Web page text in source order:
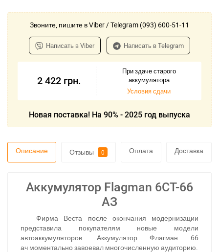
Звоните, пишите в Viber / Telegram (093) 600-51-11
Написать в Viber Написать в Telegram
2 422 грн.
При здаче старого
аккумулятора
Условия сдачи
Новая поставка! На 90% - 2025 год выпуска
Описание Отзывы 0 Оплата Доставка
Аккумулятор Flagman 6СТ-66
АЗ
Фирма Веста после окончания модернизации
представила покупателям новые модели
автоаккумуляторов. АккумуляторФлагман 66
ач моментально завоевал многочисленную аудиторию.